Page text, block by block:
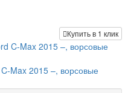
Купить в 1 клик
Max 2015 –, ворсовые